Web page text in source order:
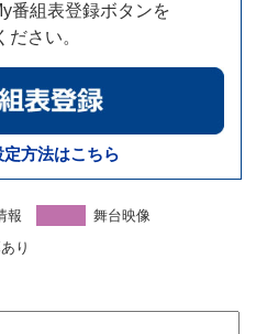
番組表登録ボタンを
ださい。
方法はこちら
報
舞台映像
り